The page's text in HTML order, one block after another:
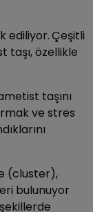
ediliyor.Çeşitli
taşı, özellikle
taşını
ve stres
(cluster),
bulunuyor